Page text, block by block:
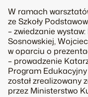
W ramach
ze Szkoły
– zwiedzanie
Sosnowskiej,
w oparciu o
– prowadzenie
Program
został zrealizowany
przez Ministerstwo